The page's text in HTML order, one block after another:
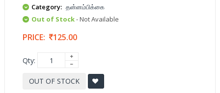
Category: தன்னம்பிக்கை
Out of Stock- Not Available
PRICE: 125.00
Qty:
OUT OF STOCK